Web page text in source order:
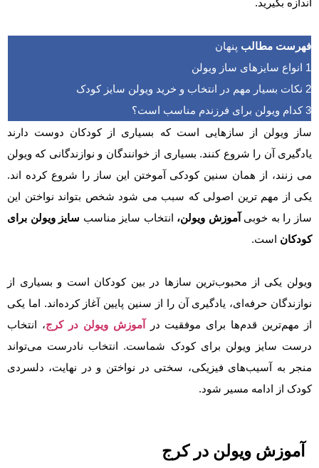
فهرست مطالب پنهان
1 انواع سایزهای ساز ویولن
2 نکات بسیار مهم در انتخاب و خرید ویولن سایز کودک
3 کدام ویولن برای فرزندم مناسب است؟
ساز ویولن از سازهایی است که بسیاری از کودکان دوست دارند
یادگیری آن را شروع کنند. بسیاری از خوانندگان و نوازندگانی که ویولن
می زنند، از همان سنین کودکی آموختن این ساز را شروع کرده اند.
یکی از مهم ترین اصولی که سبب می شود شخص بتواند نواختن این
ساز را به خوبی آموزش ویولن، انتخاب سایز مناسب سایز ویولن برای
کودکان است.
ویولن یکی از محبوب‌ترین سازها در بین کودکان است و بسیاری از
نوازندگان حرفه‌ای، یادگیری آن را از سنین پایین آغاز کرده‌اند. اما یکی
از مهم‌ترین قدم‌ها برای موفقیت در
آموزش ویولن در کرج، انتخاب
درست سایز ویولن برای کودک شماست. انتخاب نادرست می‌تواند
منجر به آسیب‌های فیزیکی، سختی در نواختن و در نهایت، دلسردی
کودک از ادامه مسیر شود.
آموزش ویولن در کرج